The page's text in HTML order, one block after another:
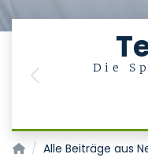
Die
Previous
Klinik für Allgemein-,
Alle Beiträge aus